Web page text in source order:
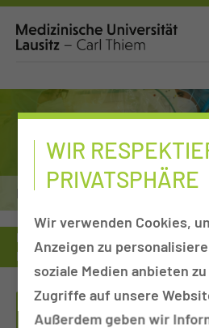
Neurochirurgie
Medizinische Universität
Kliniken, Departments & Sektionen
WIR
PRIVATSPHÄRE
Wir verwenden Cookies,
Anzeigen zu
soziale Medien anbieten
Zugriffe auf unsere
Außerdem geben wir